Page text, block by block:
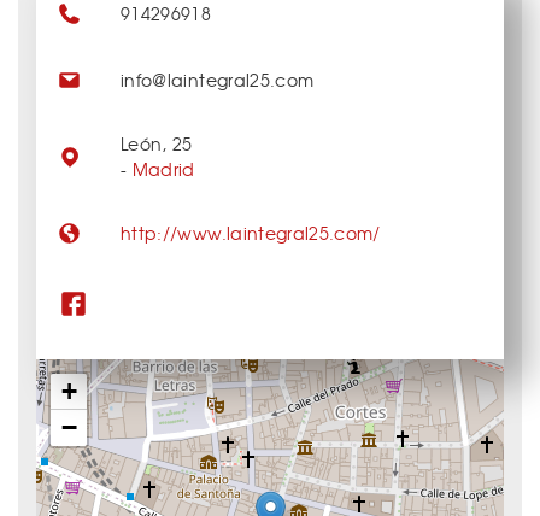
+
−
914296918
info@laintegral25.com
León, 25
- Madrid
http://www.laintegral25.com/